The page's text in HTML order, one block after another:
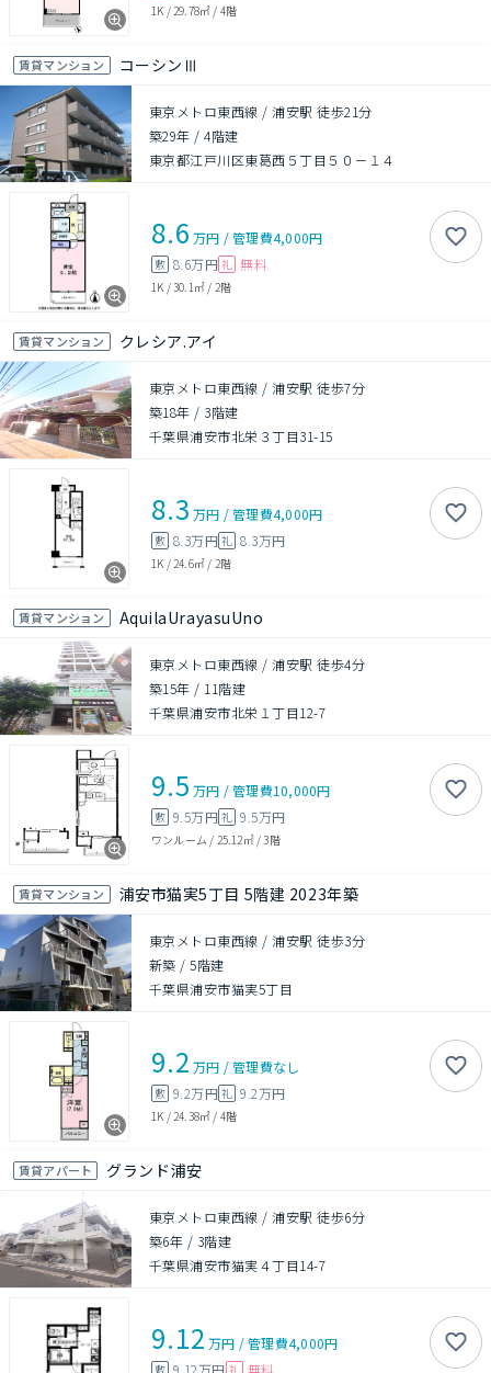
1K / 29.78㎡ / 4階
賃貸マンション コーシンⅢ
東京メトロ東西線 / 浦安駅 徒歩21分
築29年 /4階建
東京都江戸川区東葛西５丁目５０－１４
8.6 万円 /管理費4,000円
敷 8.6万円 礼 無料
1K /30.1㎡ / 2階
賃貸マンション クレシア.アイ
東京メトロ東西線 / 浦安駅 徒歩7分
築18年 / 3階建
千葉県浦安市北栄３丁目31-15
8.3 万円 /管理費4,000円
敷 8.3万円礼 8.3万円
1K / 24.6㎡ / 2階
賃貸マンション AquilaUrayasuUno
東京メトロ東西線 / 浦安駅 徒歩4分
築15年 / 11階建
千葉県浦安市北栄１丁目12-7
9.5 万円 /管理費10,000円
敷 9.5万円礼 9.5万円
ワンルーム / 25.12㎡/3階
賃貸マンション 浦安市猫実5丁目 5階建 2023年築
東京メトロ東西線 / 浦安駅 徒歩3分
新築 /5階建
千葉県浦安市猫実5丁目
9.2 万円 /管理費なし
敷 9.2万円礼 9.2万円
1K / 24.38㎡ / 4階
賃貸アパート グランド浦安
東京メトロ東西線 / 浦安駅 徒歩6分
築6年 / 3階建
千葉県浦安市猫実４丁目14-7
9.12 万円 /管理費4,000円
敷 9.12万円 礼 無料